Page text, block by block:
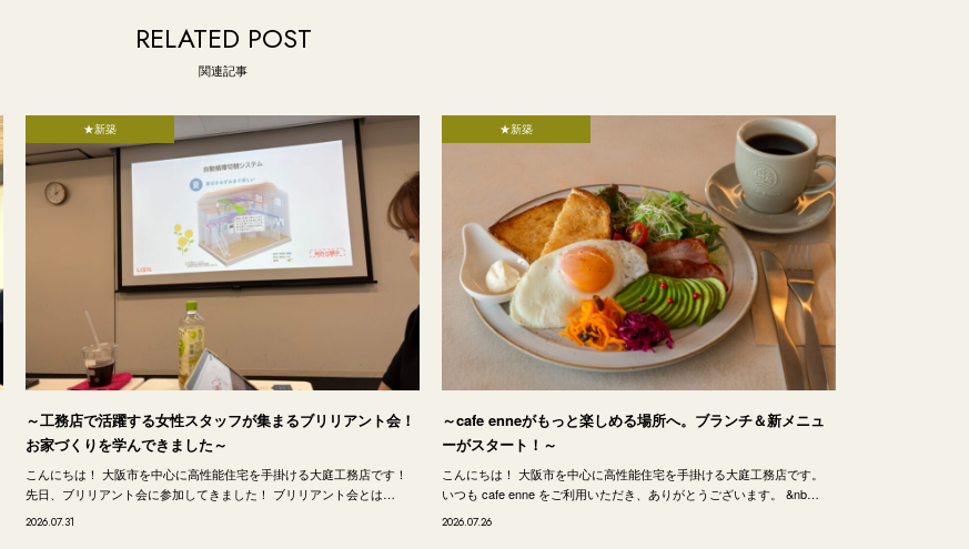
RELATED POST
関連記事
★新築
～工務店で活躍する女性スタッフが集まるブリリアント会！
お家づくりを学んできました～
こんにちは！ 大阪市を中心に高性能住宅を手掛ける大庭工務店です！
先日、ブリリアント会に参加してきました！ ブリリアント会とは…
2026.07.31
★新築
～cafe enneがもっと楽しめる場所へ。ブランチ＆新メニュ
ーがスタート！～
こんにちは！ 大阪市を中心に高性能住宅を手掛ける大庭工務店です。
いつも cafe enne をご利用いただき、ありがとうございます。 &nb…
2026.07.26